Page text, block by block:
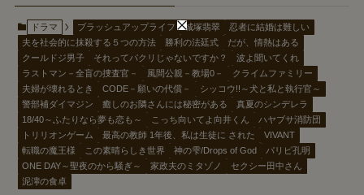
ドラマ ブラッシュアップライフ 城塚翡翠
忍者に結婚は難しい
夫を社会的に抹殺する５つの方法
勝利の法廷式
だが、情熱はある
クールドジ男子
それってパクリじゃないですか？
波よ聞いてくれ
ラストマン－全盲の捜査官－
風間公親－教場0－
クライムファミリー
夫婦が壊れるとき
CODE－願いの代償－
シッコウ!!～犬と私と執行官～
警部補ダイマジン
癒しのお隣さんには秘密がある
真夏のシンデレラ
18/40～ふたりなら夢も恋も～
こっち向いてよ向井くん
ハヤブサ消防団
トリリオンゲーム
最高の教師 1年後、私は生徒に された
VIVANT
転職の魔王様
この素晴らしき世界 神の雫/Drops of God
パリピ孔明
ONE DAY～聖夜のから騒ぎ～
家政夫のミタゾノ
セクシー田中さん
泥濘の食卓